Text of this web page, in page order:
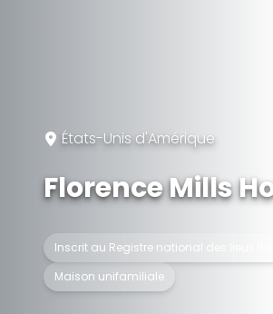
États-Unis d'Amérique
Florence Mills
Inscrit au Registre national des lieux
Maison unifamiliale